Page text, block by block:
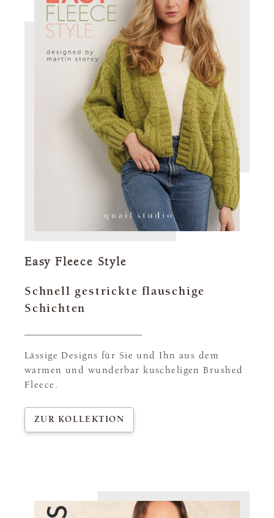
Easy Fleece Style
Schnell gestrickte flauschige
Schichten
Lässige Designs für Sie und Ihn aus dem
warmen und wunderbar kuscheligen Brushed
Fleece.
ZUR KOLLEKTION